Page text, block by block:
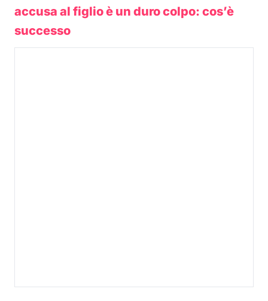
accusa al figlio è un duro colpo: cos’è
successo